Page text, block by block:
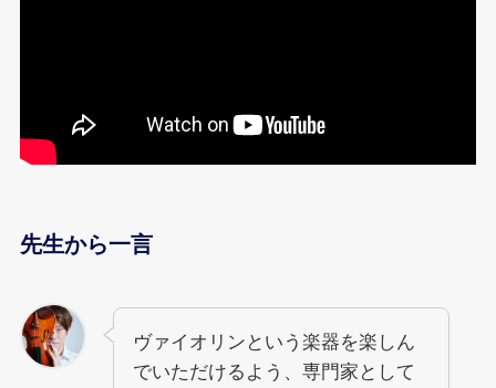
先生から一言
ヴァイオリンという楽器を楽しん
でいただけるよう、専門家として